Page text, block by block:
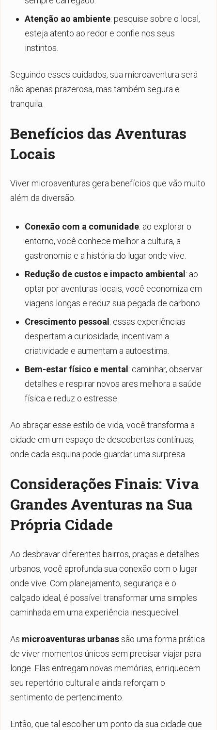
Atenção ao ambiente: pesquise sobre o local,
esteja atento ao redor e confie nos seus
instintos.
Seguindo esses cuidados, sua microaventura será
não apenas prazerosa, mas também segura e
tranquila.
Benefícios das Aventuras
Locais
Viver microaventuras gera benefícios que vão muito
além da diversão.
Conexão com a comunidade: ao explorar o
entorno, você conhece melhor a cultura, a
gastronomia e a história do lugar onde vive.
Redução de custos e impacto ambiental : ao
optar por aventuras locais, você economiza em
viagens longas e reduz sua pegada de carbono.
Crescimento pessoal : essas experiências
despertam a curiosidade, incentivam a
criatividade e aumentam a autoestima.
Bem-estar físico e mental : caminhar, observar
detalhes e respirar novos ares melhora a saúde
física e reduz o estresse.
Ao abraçar esse estilo de vida, você transforma a
cidade em um espaço de descobertas contínuas,
onde cada esquina pode guardar uma surpresa.
Considerações Finais: Viva
Grandes Aventuras na Sua
Própria Cidade
Ao desbravar diferentes bairros, praças e detalhes
urbanos, você aprofunda sua conexão com o lugar
onde vive. Com planejamento, segurança e o
calçado ideal, é possível transformar uma simples
caminhada em uma experiência inesquecível.
As microaventuras urbanassão uma forma prática
de viver momentos únicos sem precisar viajar para
longe. Elas entregam novas memórias, enriquecem
seu repertório cultural e ainda reforçam o
sentimento de pertencimento.
Então, que tal escolher um ponto da sua cidade que